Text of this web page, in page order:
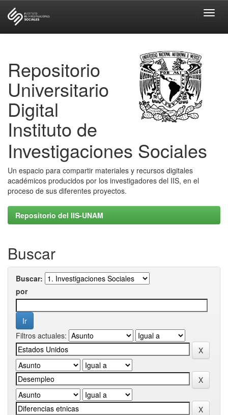
Repositorio
Universitario
Digital
Instituto de
Investigaciones Sociales
Un espacio para compartir materiales y recursos digitales
académicos producidos por los investigadores del IIS, en el
proceso de sus diferentes proyectos.
Repositorio del IIS-UNAM
Buscar
Buscar:
por
Filtros actuales: